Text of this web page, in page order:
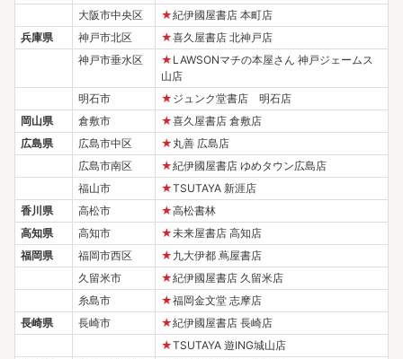
大阪市中央区
★紀伊國屋書店 本町店
兵庫県
神戸市北区 ★喜久屋書店 北神戸店
神戸市垂水区
★ LAWSONマチの本屋さん 神戸ジェームス
山店
明石市
★ ジュンク堂書店 明石店
岡山県
倉敷市 ★喜久屋書店 倉敷店
広島県
広島市中区 ★ 丸善 広島店
広島市南区
★紀伊國屋書店 ゆめタウン広島店
福山市
★TSUTAYA 新涯店
香川県
高松市 ★高松書林
高知県
高知市 ★未来屋書店 高知店
福岡県
福岡市西区 ★ 九大伊都 蔦屋書店
久留米市
★紀伊國屋書店 久留米店
糸島市
★福岡金文堂 志摩店
長崎県
長崎市 ★紀伊國屋書店 長崎店
★TSUTAYA 遊ING城山店